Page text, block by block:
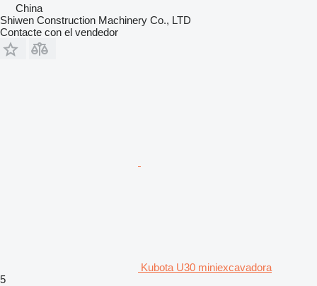
China
Shiwen Construction Machinery Co., LTD
Contacte con el vendedor
Kubota U30 miniexcavadora
5